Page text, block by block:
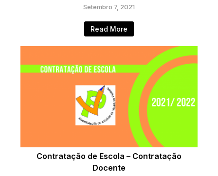
Setembro 7, 2021
Read More
Contratação de Escola – Contratação
Docente